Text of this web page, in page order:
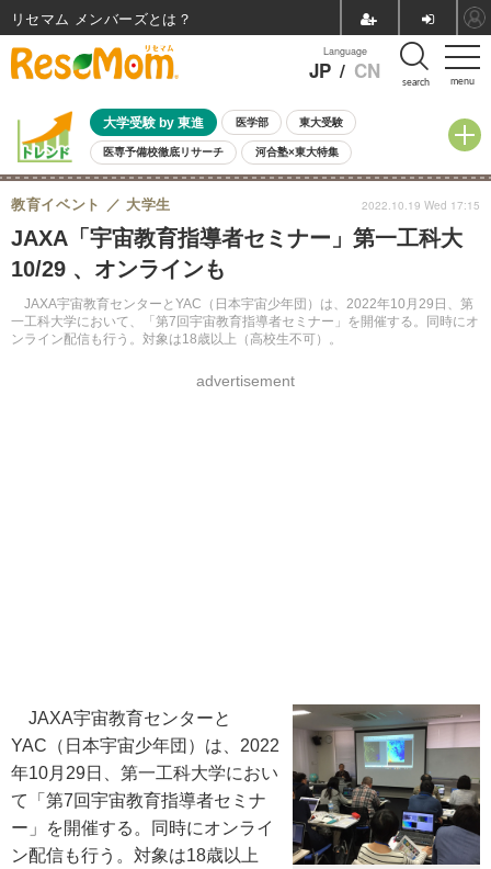
menu
Language
JP / CN search
大学受験 by 東進 医学部 東大受験
医専予備校徹底リサーチ 河合塾×東大特集
親子で考える大学選び 高校受験 中学受験 小学校受験
共通テスト 夏休み
8月開催イベント・WS 全国公立高校 過去問 人気記事
自由研究教材（小学生向け） 自由研究教材（中学生向け）
JAXA「宇宙教育指導者セミナー」第一工科大
10/29 、オンラインも
JAXA宇宙教育センターとYAC（日本宇宙少年団）は、2022年10月29日、第
一工科大学において、「第7回宇宙教育指導者セミナー」を開催する。同時にオ
ンライン配信も行う。対象は18歳以上（高校生不可）。
教育イベント 大学生
advertisement
2022.10.19 Wed 17:15
JAXA宇宙教育センターと
YAC（日本宇宙少年団）は、2022
年10月29日、第一工科大学におい
て「第7回宇宙教育指導者セミナ
ー」を開催する。同時にオンライ
ン配信も行う。対象は18歳以上
リセマム メンバーズ